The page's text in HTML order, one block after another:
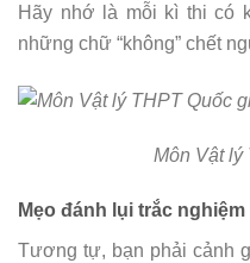
Hãy nhớ là mỗi kì thi có
những chữ “không” chết
Môn Vật lý
Mẹo đánh lụi trắc
Tương tự, bạn phải cảnh